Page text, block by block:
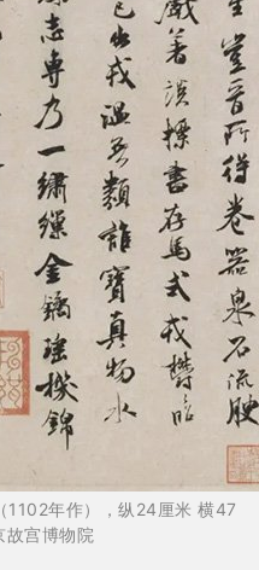
1102年作），纵24厘米 横47
故宫博物院